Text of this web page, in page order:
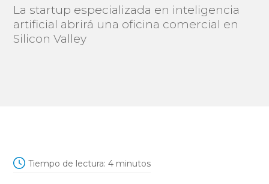
La startup especializada en inteligencia
artificial abrirá una oficina comercial en
Silicon Valley
Tiempo de lectura: 4 minutos